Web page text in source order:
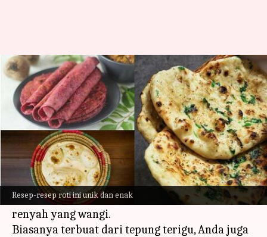
Resep-resep roti ini unik dan enak
Bosan dengan chapati biasa?
Coba resep-resep unik roti ini
menulis Taufiq Al Jufri Mar 15, 2023 02:26 pm
Apa ceritanya
Makanan pokok dalam kuliner tradisional
India, roti dapat disajikan dengan berbagai
hidangan, baik itu dal panas atau sayuran
renyah yang wangi.
Biasanya terbuat dari tepung terigu, Anda juga